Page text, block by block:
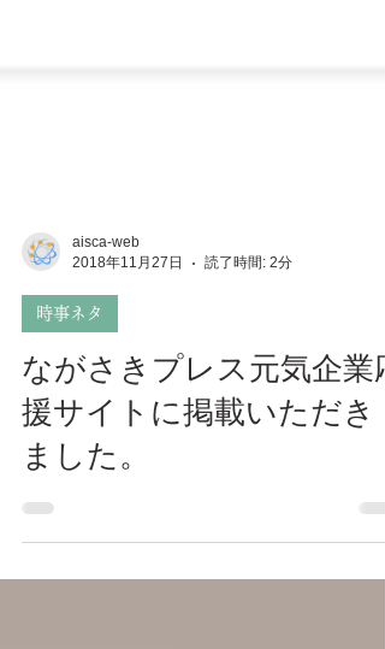
2018年11月27日
時事ネタ
ながさきプレス元気企業応
援サイトに掲載いただき
ました。